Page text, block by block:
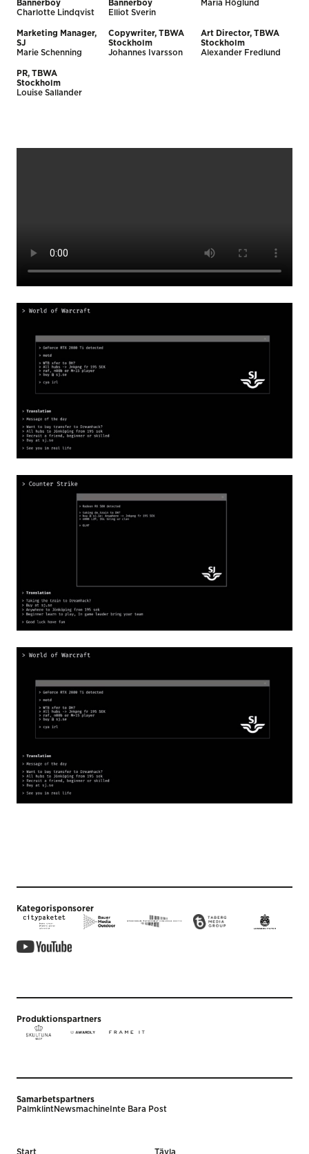
Bannerboy
Charlotte Lindqvist
Bannerboy
Elliot Sverin
Maria Höglund
Marketing Manager,
SJ
Marie Schenning
Copywriter, TBWA
Stockholm
Johannes Ivarsson
Art Director, TBWA
Stockholm
Alexander Fredlund
PR, TBWA
Stockholm
Louise Sallander
Kategorisponsorer
Produktionspartners
Samarbetspartners
PalmklintNewsmachine Inte Bara Post